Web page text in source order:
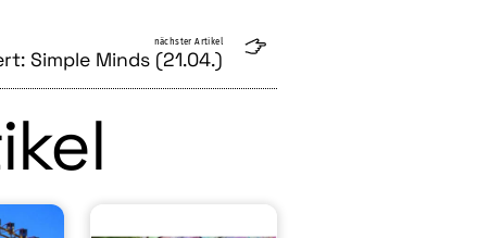
nächster Artikel
Simple Minds (21.04.)